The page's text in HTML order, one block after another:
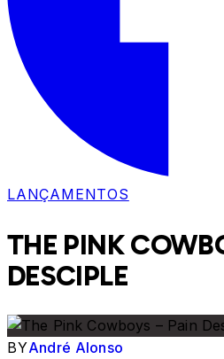
LANÇAMENTOS
THE PINK
DESCIPLE
BYAndré Alonso